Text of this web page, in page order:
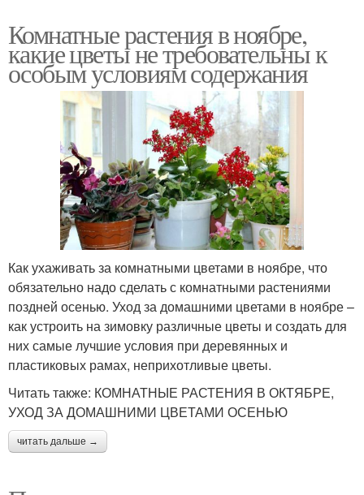
Комнатные растения в ноябре,
какие цветы не требовательны к
особым условиям содержания
Как ухаживать за комнатными цветами в ноябре, что
обязательно надо сделать с комнатными растениями
поздней осенью. Уход за домашними цветами в ноябре –
как устроить на зимовку различные цветы и создать для
них самые лучшие условия при деревянных и
пластиковых рамах, неприхотливые цветы.
Читать также: КОМНАТНЫЕ РАСТЕНИЯ В ОКТЯБРЕ,
УХОД ЗА ДОМАШНИМИ ЦВЕТАМИ ОСЕНЬЮ
читать дальше →